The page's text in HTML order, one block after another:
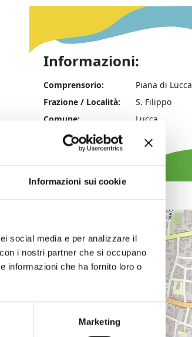
Informazioni sui cookie
social media e per analizzare il
i nostri partner che si occupano
informazioni che ha fornito loro o
Marketing
Informazioni:
Comprensorio:
Piana di Lucca
Frazione / Località:
S. Filippo
Comune:
Lucca
Tipologia evento:
−